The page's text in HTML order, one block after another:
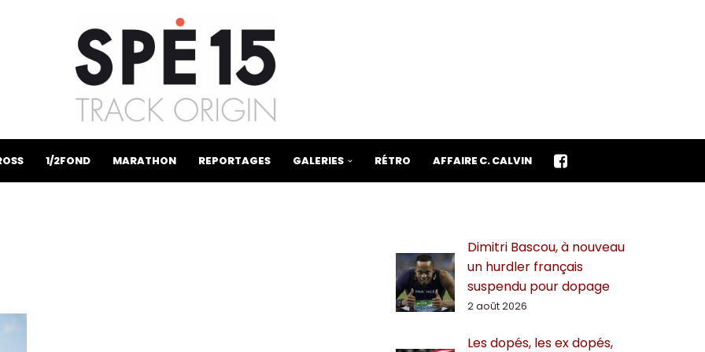
1/2FOND MARATHON REPORTAGES GALERIES RÉTRO AFFAIRE C. CALVIN
Dimitri Bascou, à nouveau
un hurdler français
suspendu pour dopage
2 août 2026
Les dopés, les ex dopés,